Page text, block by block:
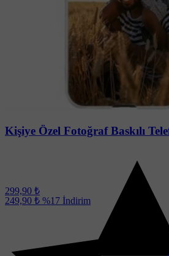
Kişiye Özel Fotoğraf Baskılı
299,90 ₺
249,90 ₺ %17 İndirim